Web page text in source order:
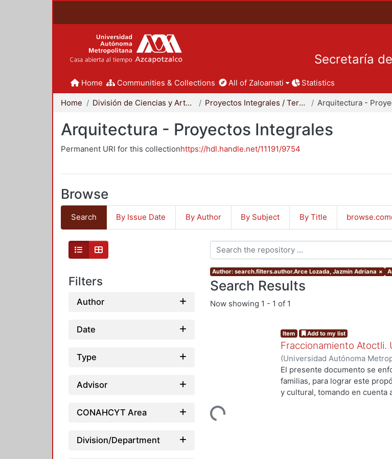
Secretaría
Home Communities & Collections All of Zaloamati Statistics
Home División de Ciencias y Artes para el Diseño Proyectos Integrales / Terminales - Licenciatura
Arquitectura - Proyectos Integrales
Permanent URI for this collectionhttps://hdl.handle.net/11191/9754
Browse
Search By Issue Date By Author By Subject By Title
Filters
Author
Date
Type
Advisor
CONAHCYT Area
Division/Department
Author: search.filters.author.Arce Lozada, Jazmín Adriana ×
Search Results
Now showing 1 - 1 of 1
Loading...
Item Add to my list
Fraccionamiento Atoctli.
(Universidad Autónoma
de Servicios de Información.,
Lozada, Jazmín Adriana;
El presente documento se
familias, para lograr este
y cultural, tomando en cuenta